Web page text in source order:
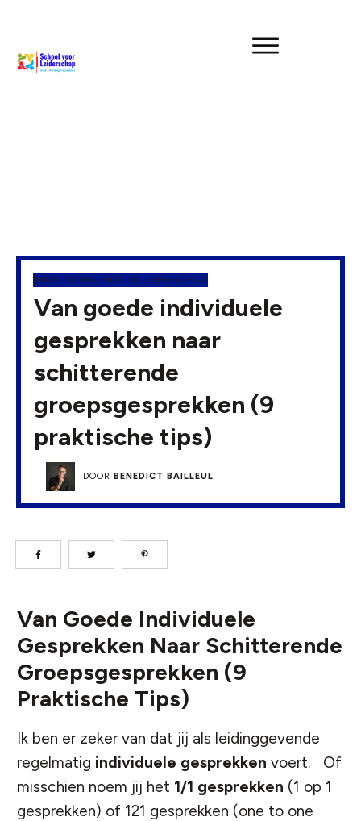
BLOG, COMMUNICATIE , LEIDERSCHAP
Van goede individuele
gesprekken naar
schitterende
groepsgesprekken (9
praktische tips)
DOOR BENEDICT BAILLEUL
Van Goede Individuele
Gesprekken Naar Schitterende
Groepsgesprekken (9
Praktische Tips)
Ik ben er zeker van dat jij als leidinggevende
regelmatig individuele gesprekken voert. Of
misschien noem jij het 1/1 gesprekken (1 op 1
gesprekken) of 121 gesprekken (one to one